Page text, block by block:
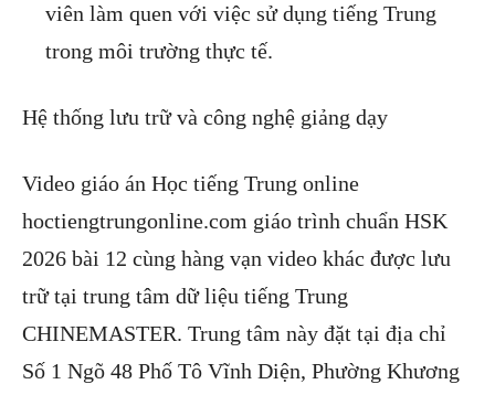
viên làm quen với việc sử dụng tiếng Trung
trong môi trường thực tế.
Hệ thống lưu trữ và công nghệ giảng dạy
Video giáo án Học tiếng Trung online
hoctiengtrungonline.com giáo trình chuẩn HSK
2026 bài 12 cùng hàng vạn video khác được lưu
trữ tại trung tâm dữ liệu tiếng Trung
CHINEMASTER. Trung tâm này đặt tại địa chỉ
Số 1 Ngõ 48 Phố Tô Vĩnh Diện, Phường Khương